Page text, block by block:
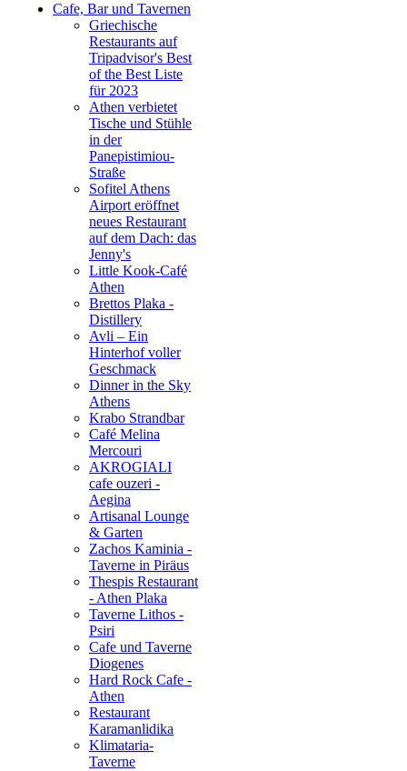
Cafe, Bar und Tavernen
Griechische
Restaurants auf
Tripadvisor's Best
of the Best Liste
für 2023
Athen verbietet
Tische und Stühle
in der
Panepistimiou-
Straße
Sofitel Athens
Airport eröffnet
neues Restaurant
auf dem Dach: das
Jenny's
Little Kook-Café
Athen
Brettos Plaka -
Distillery
Avli – Ein
Hinterhof voller
Geschmack
Dinner in the Sky
Athens
Krabo Strandbar
Café Melina
Mercouri
AKROGIALI
cafe ouzeri -
Aegina
Artisanal Lounge
& Garten
Zachos Kaminia -
Taverne in Piräus
Thespis Restaurant
- Athen Plaka
Taverne Lithos -
Psiri
Cafe und Taverne
Diogenes
Hard Rock Cafe -
Athen
Restaurant
Karamanlidika
Klimataria-
Taverne